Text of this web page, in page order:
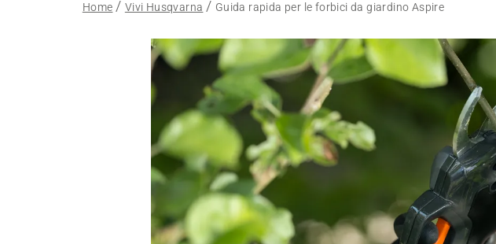
Home Vivi Husqvarna Guida rapida per le forbici da giardino Aspire